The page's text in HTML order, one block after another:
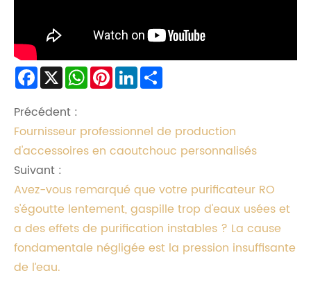
Facebook
X WhatsApp
PinterestLinkedIn
Précédent :
Fournisseur professionnel de production
d'accessoires en caoutchouc personnalisés
Suivant :
Avez-vous remarqué que votre purificateur RO
s'égoutte lentement, gaspille trop d'eaux usées et
a des effets de purification instables ? La cause
fondamentale négligée est la pression insuffisante
de l’eau.